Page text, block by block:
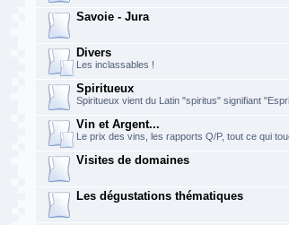
Savoie - Jura
Divers
Les inclassables !
Spiritueux
Spiritueux vient du Latin "spiritus" signifiant
Vin et Argent...
Le prix des vins, les rapports Q/P, tout ce qui
Visites de domaines
Les dégustations thématiques